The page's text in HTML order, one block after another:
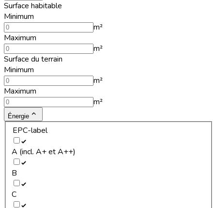
Surface habitable
Minimum
m²
Maximum
m²
Surface du terrain
Minimum
m²
Maximum
m²
Énergie
EPC-label
A (incl. A+ et A++)
B
C